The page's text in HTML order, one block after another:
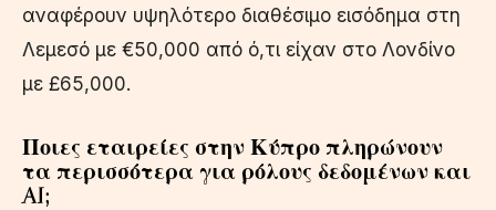
αναφέρουν υψηλότερο διαθέσιμο εισόδημα στη
Λεμεσό με €50,000 από ό,τι είχαν στο Λονδίνο
με £65,000.
Ποιες εταιρείες στην Κύπρο πληρώνουν
τα περισσότερα για ρόλους δεδομένων και
AI;